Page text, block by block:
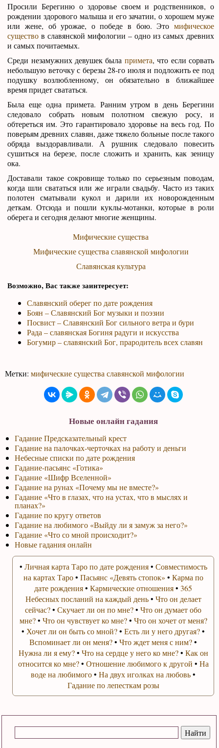
Просили Берегиню о здоровье своем и родственников, о
рождении здорового малыша и его зачатии, о хорошем муже
или жене, об урожае, о победе в бою. Это мифическое
существо в славянской мифологии – одно из самых древних
и самых почитаемых.
Среди незамужних девушек была примета, что если сорвать
небольшую веточку с березы 28-го июля и подложить ее под
подушку возлюбленному, он обязательно в ближайшее
время придет свататься.
Была еще одна примета. Ранним утром в день Берегини
следовало собрать новым полотном свежую росу, и
обтереться им. Это гарантировало здоровье на весь год. По
поверьям древних славян, даже тяжело больные после такого
обряда выздоравливали. А рушник следовало повесить
сушиться на березе, после сложить и хранить, как зеницу
ока.
Доставали такое сокровище только по серьезным поводам,
когда шли свататься или же играли свадьбу. Часто из таких
полотен сматывали кукол и дарили их новорожденным
деткам. Отсюда и пошли куклы-мотанки, которые в роли
оберега и сегодня делают многие женщины.
Мифические существа
Мифические существа славянской мифологии
Славянская культура
Возможно, Вас также заинтересует:
Славянский оберег по дате рождения
Боян – Славянский Бог музыки и поэзии
Посвист – Славянский Бог сильного ветра и бури
Рада – славянская Богиня радуги и искусства
Богумир – славянский Бог, прародитель всех славян
Метки:мифические существа славянской мифологии
Новые онлайн гадания
Гадание Предсказательный крест
Гадание на палочках-черточках на работу и деньги
Небесные списки по дате рождения
Гадание-пасьянс «Готика»
Гадание «Шифр Вселенной»
Гадание на рунах «Почему мы не вместе?»
Гадание «Что в глазах, что на устах, что в мыслях и
планах?»
Гадание по кругу ответов
Гадание на любимого «Выйду ли я замуж за него?»
Гадание «Что со мной происходит?»
Новые гадания онлайн
• Личная карта Таро по дате рождения• Совместимость
на картах Таро• Пасьянс «Девять стопок» • Карма по
дате рождения•Кармические отношения•365
Небесных посланий на каждый день• Что он делает
сейчас?•Скучает ли он по мне?•Что он думает обо
мне?• Что он чувствует ко мне?• Что он хочет от меня?
• Хочет ли он быть со мной?•Есть ли у него другая?•
Вспоминает ли он меня?•Что ждет меня с ним?•
Нужна ли я ему?• Что на сердце у него ко мне?• Как он
относится ко мне?• Отношение любимого к другой • На
воде на любимого•На двух иголках на любовь•
Гадание по лепесткам розы